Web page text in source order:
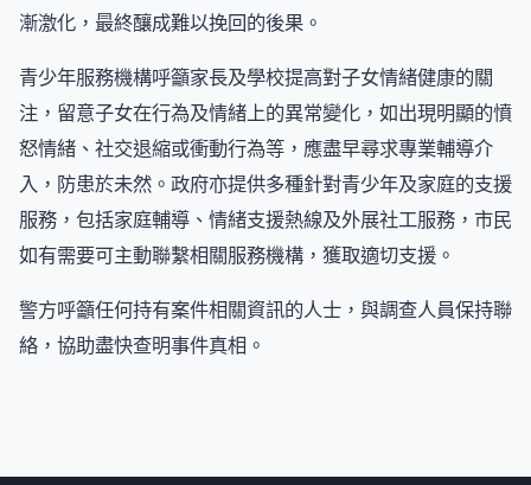
漸激化，最終釀成難以挽回的後果。
青少年服務機構呼籲家長及學校提高對子女情緒健康的關
注，留意子女在行為及情緒上的異常變化，如出現明顯的憤
怒情緒、社交退縮或衝動行為等，應盡早尋求專業輔導介
入，防患於未然。政府亦提供多種針對青少年及家庭的支援
服務，包括家庭輔導、情緒支援熱線及外展社工服務，市民
如有需要可主動聯繫相關服務機構，獲取適切支援。
警方呼籲任何持有案件相關資訊的人士，與調查人員保持聯
絡，協助盡快查明事件真相。